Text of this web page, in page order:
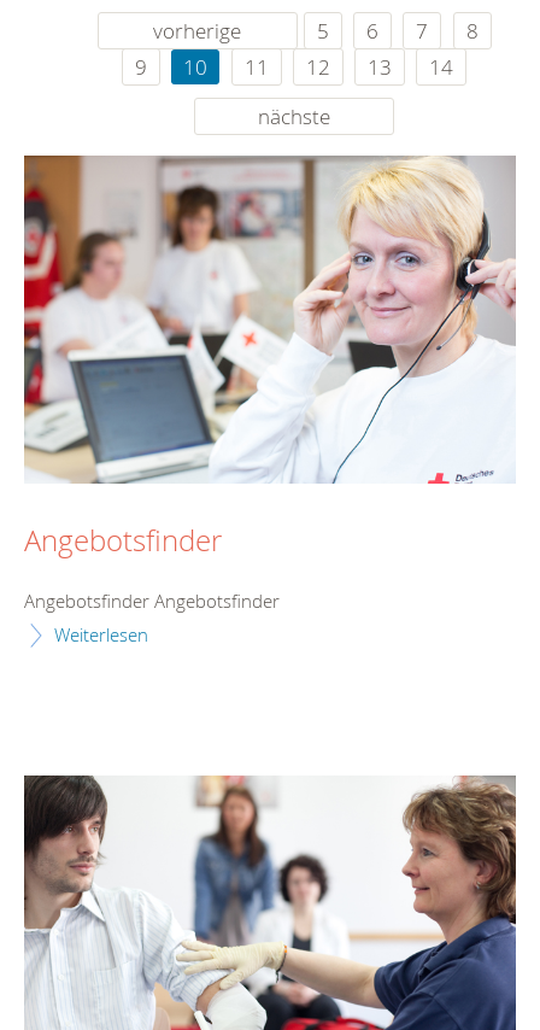
vorherige 5 6 7
8
9
10 11 12 13
14
nächste
Angebotsfinder
Angebotsfinder Angebotsfinder
Weiterlesen